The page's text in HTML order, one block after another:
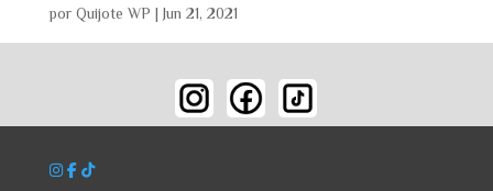
por Quijote WP | Jun 21, 2021